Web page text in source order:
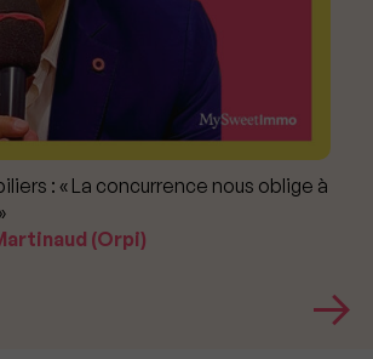
: « La concurrence nous oblige à
(Orpi)